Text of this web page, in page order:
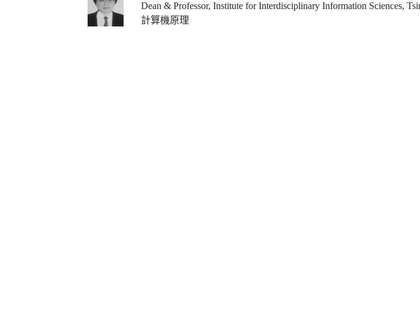
Dean & Professor, Institute for Interdisciplinary Information Sciences,
計算機原理